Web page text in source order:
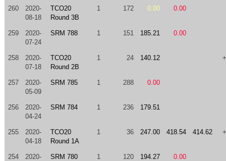
260
2020-
08-18
TCO20
Round 3B
1 172 0.00 0.00
259
2020-
07-24
SRM 788 1 151 185.21 0.00
258
2020-
07-18
TCO20
Round 2B
1 24 140.12
257
2020-
05-09
SRM 785 1 288 0.00
256
2020-
04-24
SRM 784 1 236 179.51
255
2020-
04-18
TCO20
Round 1A
1 36 247.00 418.54 414.62
254
2020-
SRM 780 1 120 194.27 0.00